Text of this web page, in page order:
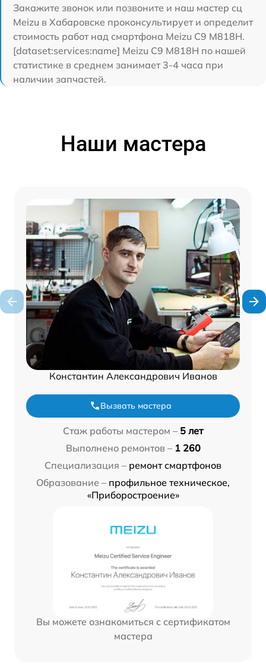
Закажите звонок или позвоните и наш мастер сц
Meizu в Хабаровске проконсультирует и определит
стоимость работ над смартфона Meizu C9 M818H.
[dataset:services:name] Meizu C9 M818H по нашей
статистике в среднем занимает 3-4 часа при
наличии запчастей.
Наши мастера
Константин Александрович Иванов
Вызвать мастера
Стаж работы мастером – 5 лет
Выполнено ремонтов – 1 260
Специализация – ремонт смартфонов
Образование – профильное техническое,
«Приборостроение»
Вы можете ознакомиться с сертификатом
мастера